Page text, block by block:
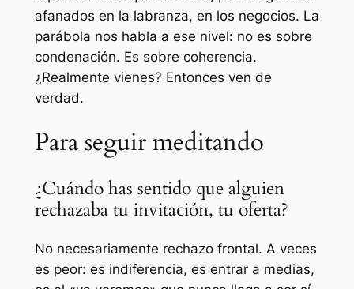
afanados en la labranza, en los negocios. La
parábola nos habla a ese nivel: no es sobre
condenación. Es sobre coherencia.
¿Realmente vienes? Entonces ven de
verdad.
Para seguir meditando
¿Cuándo has sentido que alguien
rechazaba tu invitación, tu oferta?
No necesariamente rechazo frontal. A veces
es peor: es indiferencia, es entrar a medias,